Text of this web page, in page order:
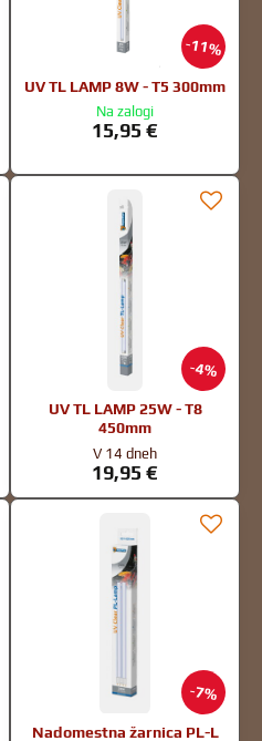
11%
UV TL LAMP 8W - T5 300mm
Na zalogi
15,95 €
4%
UV TL LAMP 25W - T8
450mm
V 14 dneh
19,95 €
7%
Nadomestna žarnica PL-L